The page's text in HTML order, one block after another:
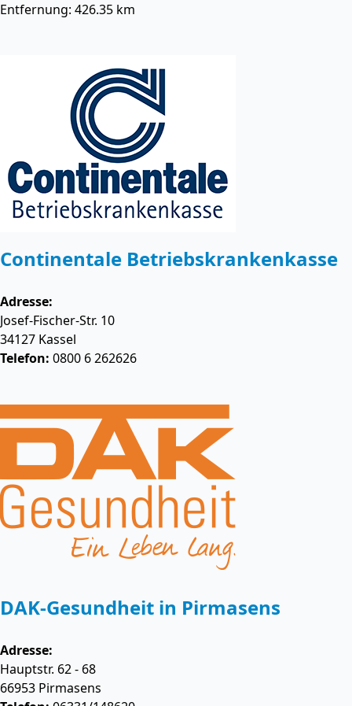
Entfernung: 426.35 km
Continentale Betriebskrankenkasse
Adresse:
Josef-Fischer-Str. 10
34127 Kassel
Telefon: 0800 6 262626
DAK-Gesundheit in Pirmasens
Adresse:
Hauptstr. 62 - 68
66953 Pirmasens